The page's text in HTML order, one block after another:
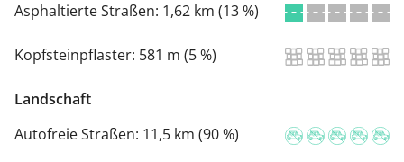
Asphaltierte Straßen: 1,62 km (13 %)
Kopfsteinpflaster: 581 m (5 %)
Landschaft
Autofreie Straßen: 11,5 km (90 %)